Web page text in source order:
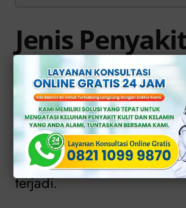
Jenis
Vaginitis
Untuk memahami lebih
vaginitis, berikut ini adalah
jenis penyakit vaginitis
terjadi.